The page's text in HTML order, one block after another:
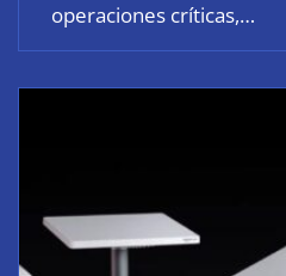
operaciones críticas,…